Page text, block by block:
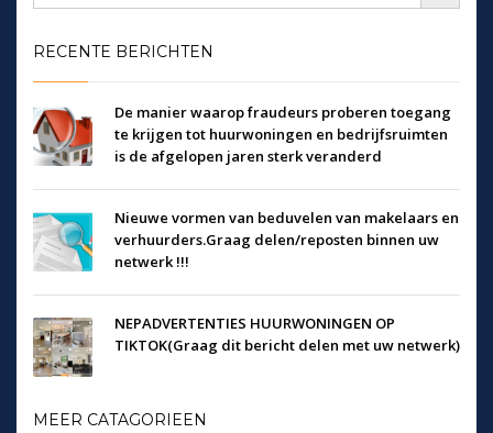
RECENTE BERICHTEN
De manier waarop fraudeurs proberen toegang
te krijgen tot huurwoningen en bedrijfsruimten
is de afgelopen jaren sterk veranderd
Nieuwe vormen van beduvelen van makelaars en
verhuurders.Graag delen/reposten binnen uw
netwerk !!!
NEPADVERTENTIES HUURWONINGEN OP
TIKTOK(Graag dit bericht delen met uw netwerk)
MEER CATAGORIEEN